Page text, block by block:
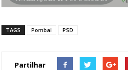
TAGS Pombal PSD
Partilhar